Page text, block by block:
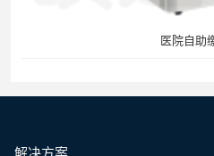
医院自助
解决方案